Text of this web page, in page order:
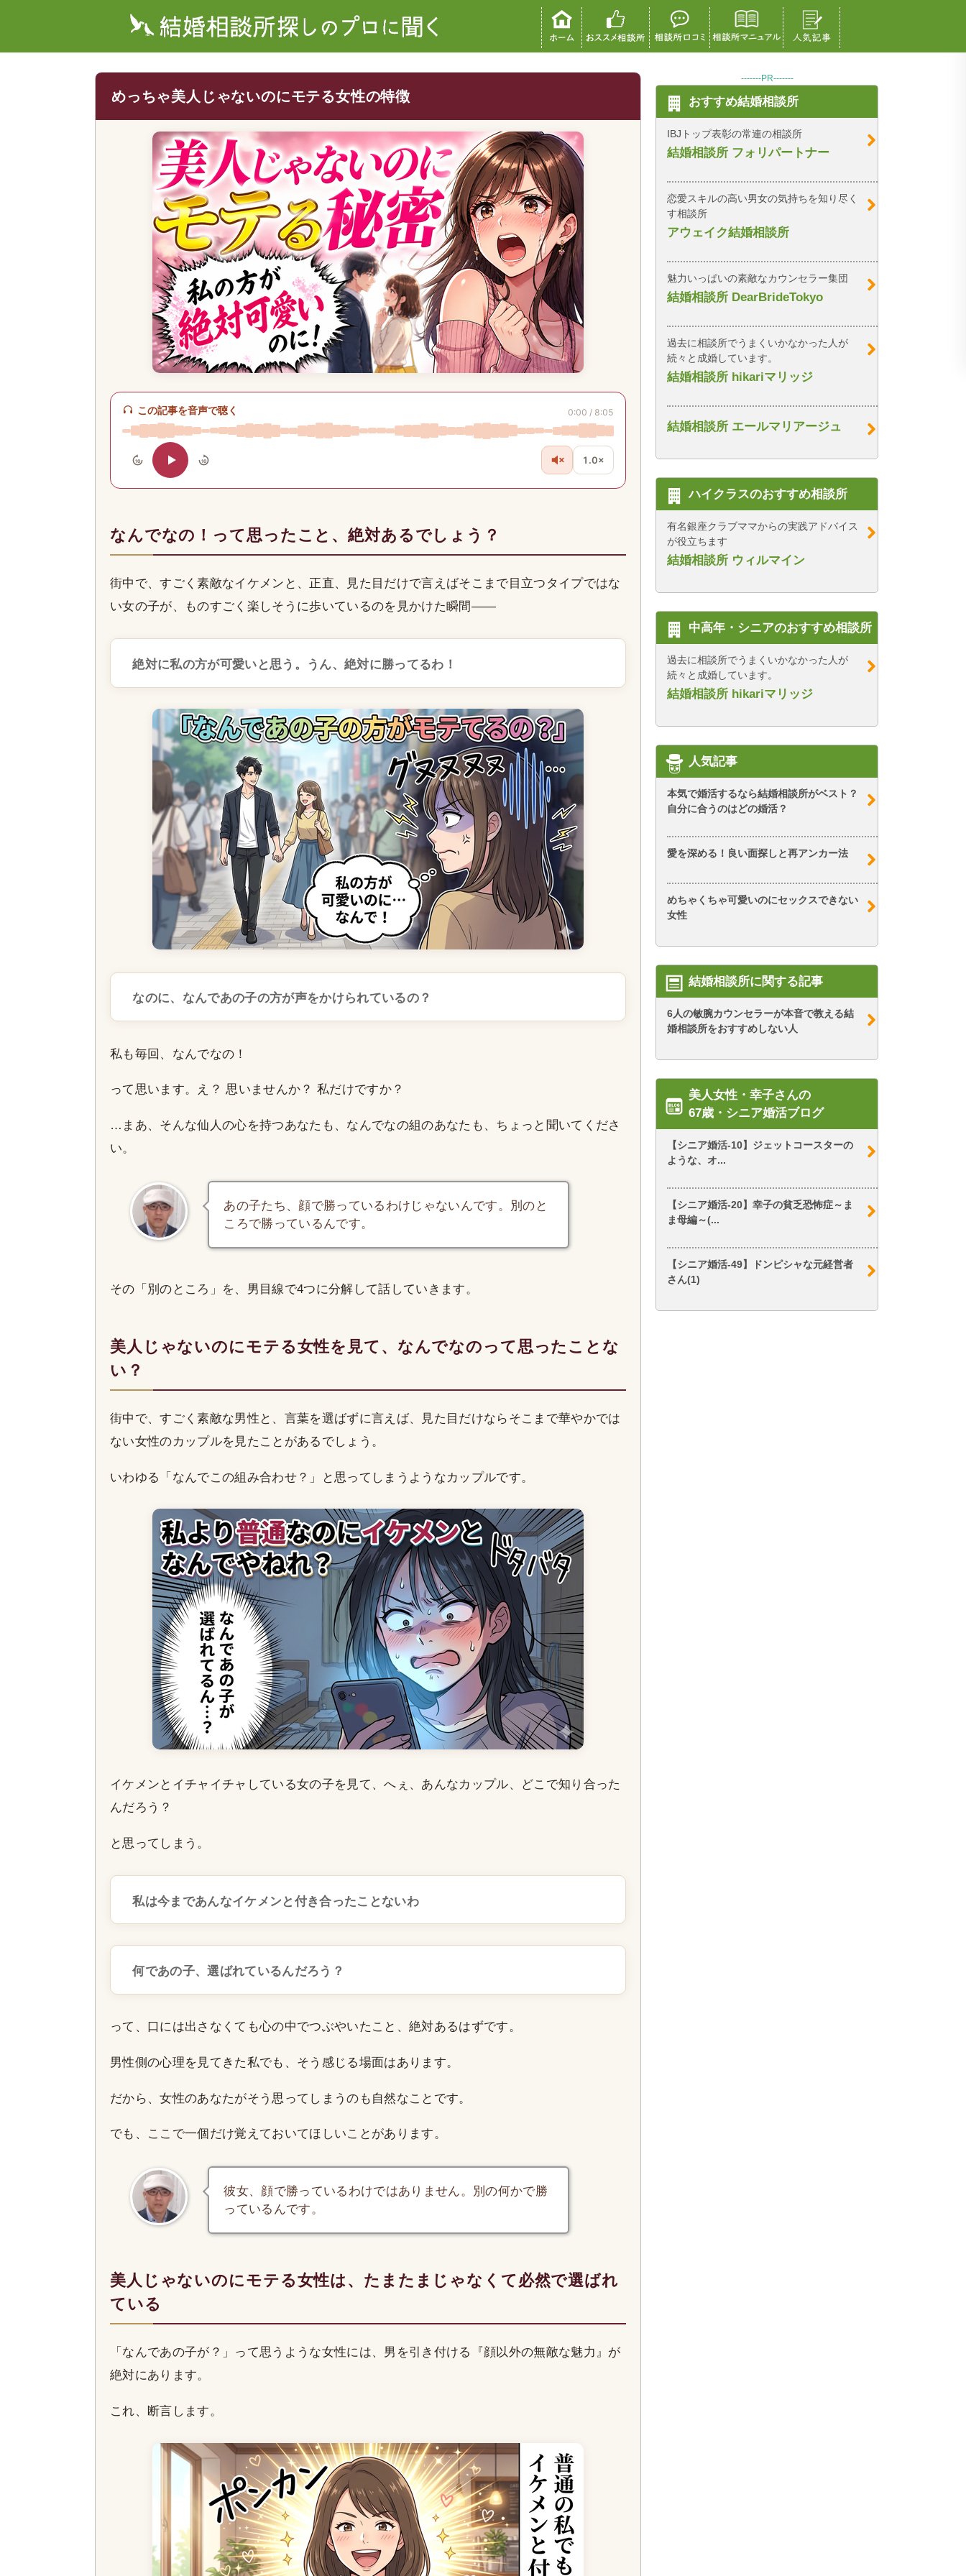
めっちゃ美人じゃないのにモテる女性の特徴
この記事を音声で聴く 0:00 / 8:05
10 10 1.0×
なんでなの！って思ったこと、絶対あるでしょう？
街中で、すごく素敵なイケメンと、正直、見た目だけで言えばそこまで目立つタイプではな
い女の子が、ものすごく楽しそうに歩いているのを見かけた瞬間――
絶対に私の方が可愛いと思う。うん、絶対に勝ってるわ！
なのに、なんであの子の方が声をかけられているの？
私も毎回、なんでなの！
って思います。え？ 思いませんか？ 私だけですか？
…まあ、そんな仙人の心を持つあなたも、なんでなの組のあなたも、ちょっと聞いてくださ
い。
あの子たち、顔で勝っているわけじゃないんです。別のと
ころで勝っているんです。
その「別のところ」を、男目線で4つに分解して話していきます。
美人じゃないのにモテる女性を見て、なんでなのって思ったことな
い？
街中で、すごく素敵な男性と、言葉を選ばずに言えば、見た目だけならそこまで華やかでは
ない女性のカップルを見たことがあるでしょう。
いわゆる「なんでこの組み合わせ？」と思ってしまうようなカップルです。
イケメンとイチャイチャしている女の子を見て、へぇ、あんなカップル、どこで知り合った
んだろう？
と思ってしまう。
私は今まであんなイケメンと付き合ったことないわ
何であの子、選ばれているんだろう？
って、口には出さなくても心の中でつぶやいたこと、絶対あるはずです。
男性側の心理を見てきた私でも、そう感じる場面はあります。
だから、女性のあなたがそう思ってしまうのも自然なことです。
でも、ここで一個だけ覚えておいてほしいことがあります。
彼女、顔で勝っているわけではありません。別の何かで勝
っているんです。
美人じゃないのにモテる女性は、たまたまじゃなくて必然で選ばれ
ている
「なんであの子が？」って思うような女性には、男を引き付ける『顔以外の無敵な魅力』が
絶対にあります。
これ、断言します。
-------PR-------
おすすめ結婚相談所
IBJトップ表彰の常連の相談所
結婚相談所 フォリパートナー
恋愛スキルの高い男女の気持ちを知り尽く
す相談所
アウェイク結婚相談所
魅力いっぱいの素敵なカウンセラー集団
結婚相談所 DearBrideTokyo
過去に相談所でうまくいかなかった人が
続々と成婚しています。
結婚相談所 hikariマリッジ
結婚相談所 エールマリアージュ
ハイクラスのおすすめ相談所
有名銀座クラブママからの実践アドバイス
が役立ちます
結婚相談所 ウィルマイン
中高年・シニアのおすすめ相談所
過去に相談所でうまくいかなかった人が
続々と成婚しています。
結婚相談所 hikariマリッジ
人気記事
本気で婚活するなら結婚相談所がベスト？
自分に合うのはどの婚活？
愛を深める！良い面探しと再アンカー法
めちゃくちゃ可愛いのにセックスできない
女性
結婚相談所に関する記事
6人の敏腕カウンセラーが本音で教える結
婚相談所をおすすめしない人
美人女性・幸子さんの
67歳・シニア婚活ブログ
【シニア婚活-10】ジェットコースターの
ような、オ...
【シニア婚活-20】幸子の貧乏恐怖症～ま
ま母編～(...
【シニア婚活-49】ドンピシャな元経営者
さん(1)